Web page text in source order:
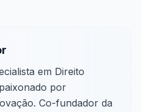
em Direito
por
Co-fundador da